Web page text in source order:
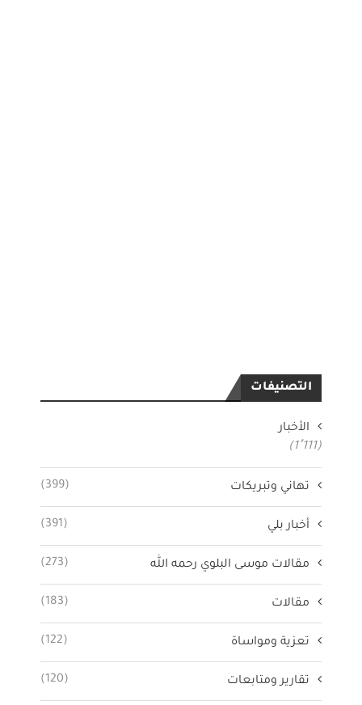
التصنيفات
الأخبار
(1٬111)
تهاني وتبريكات (399)
أخبار بلي (391)
مقالات موسى البلوي رحمه الله (273)
مقالات (183)
تعزية ومواساة (122)
تقارير ومتابعات (120)